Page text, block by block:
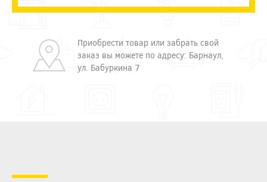
Приобрести товар или забрать свой
заказ вы можете по адресу: Барнаул,
ул. Бабуркина 7